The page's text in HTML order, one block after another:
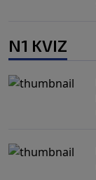
N1 KVIZ